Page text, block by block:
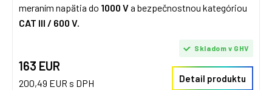
meraním napätia do 1000 Va bezpečnostnou kategóriou
CAT III / 600 V.
163 EUR
200,49 EUR s DPH
Skladom v GHV
Detail produktu